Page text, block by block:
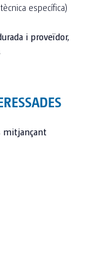
específica)
i proveïdor,
mitjançant